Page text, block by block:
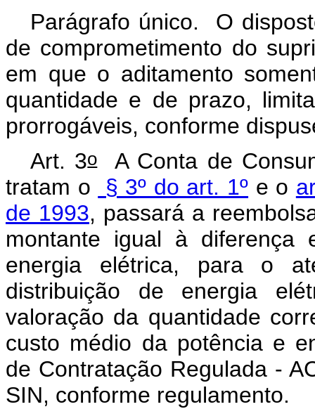
Parágrafo único. O
de comprometimento do
em que o aditamento
quantidade e de prazo,
prorrogáveis, conforme
Art. 3oA Conta de
tratam o
§ 3º do art. 1º e o
de 1993, passará a
montante igual à
energia elétrica, para o
distribuição de energia
valoração da quantidade
custo médio da potência e
de Contratação Regulada -
SIN, conforme regulamento.